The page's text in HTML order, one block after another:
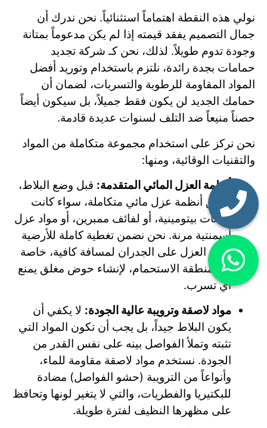
نولي هذه النقطة اهتماماً استثنائياً. نحن ندرك أن
جمال التصميم يفقد قيمته إذا لم يكن مدعوماً بمتانة
وجودة تدوم طويلاً. لذلك، نحن كـ شركة تجديد
حمامات بجدة رائدة، نلتزم باستخدام وتوريد أفضل
المواد المقاومة للرطوبة والتسربات، لضمان أن
حمامك الجديد لن يكون فقط جميلاً، بل سيكون أيضاً
حصناً منيعاً ضد التلف لسنوات عديدة قادمة.
نحن نركز على استخدام مجموعة متكاملة من المواد
والتقنيات الوقائية، ومنها:
أنظمة العزل المائي المتقدمة: قبل وضع البلاط،
نطبق أنظمة عزل مائي متكاملة، سواء كانت
دهانات بيتومينية، أو لفائف ممبرين، أو مواد عزل
أسمنتية مرنة. نحن نضمن تغطية كاملة للأرضية
ورفع العزل على الجدران لمسافة كافية، خاصة
في منطقة الاستحمام، لإنشاء حوض مغلق يمنع
أي تسرب.
مواد لاصقة وترويبة عالية الجودة: لا يكفي أن
يكون البلاط جيداً، بل يجب أن تكون المواد التي
تثبته وتملأ الفواصل بينه على نفس القدر من
الجودة. نستخدم مواد لاصقة مقاومة للماء،
وأنواعاً من الترويبة (حشو الفواصل) مضادة
للبكتيريا والفطريات، والتي لا يتغير لونها وتحافظ
على مظهرها النظيف لفترة طويلة.